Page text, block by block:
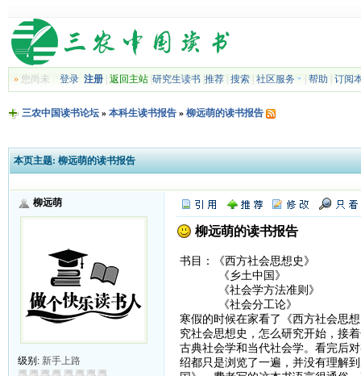
»您尚未 登录 注册| 返回主站| 研究生读书| 推荐| 搜索| 社区服务 帮助 订阅
三农中国读书论坛» 本科生读书报告» 柳远萌的读书报告
本页主题: 柳远萌的读书报告
柳远萌
级别: 新手上路
柳远萌的读书报告
书目：《西方社会思想史》
《乡土中国》
《社会学方法准则》
《社会分工论》
寒假的时候在家看了《西方社会思
究社会思想史，怎么研究开始，接
古典社会学和当代社会学。看完后
绍都只是浏览了一遍，并没有理解